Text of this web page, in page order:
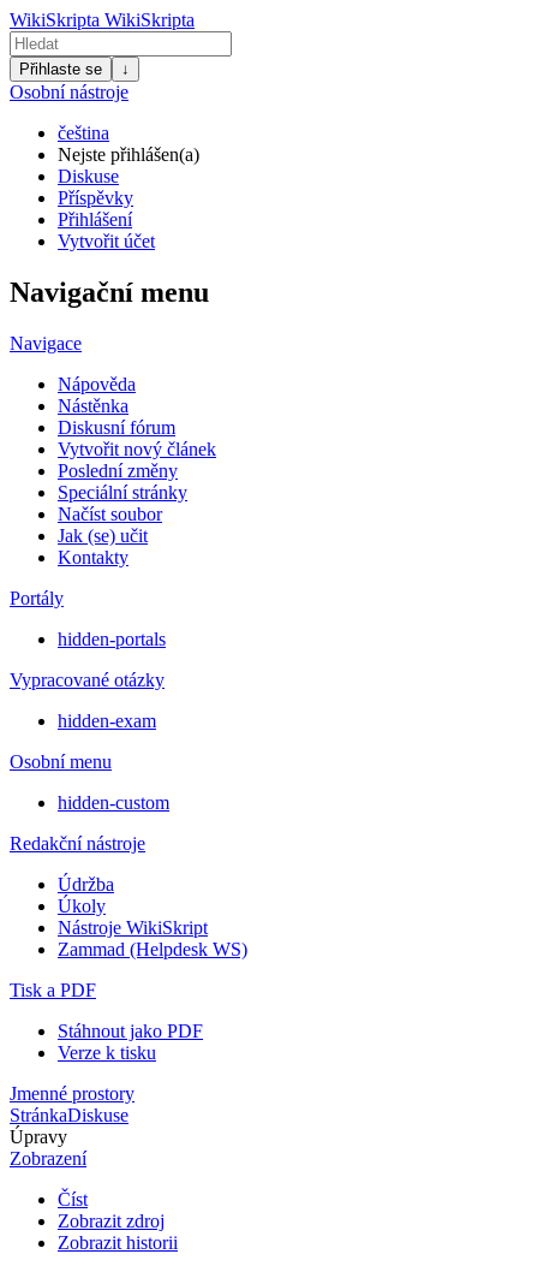
WikiSkripta WikiSkripta
Přihlaste se ↓
Osobní nástroje
čeština
Nejste přihlášen(a)
Diskuse
Příspěvky
Přihlášení
Vytvořit účet
Navigační menu
Navigace
Nápověda
Nástěnka
Diskusní fórum
Vytvořit nový článek
Poslední změny
Speciální stránky
Načíst soubor
Jak (se) učit
Kontakty
Portály
hidden-portals
Vypracované otázky
hidden-exam
Osobní menu
hidden-custom
Redakční nástroje
Údržba
Úkoly
Nástroje WikiSkript
Zammad (Helpdesk WS)
Tisk a PDF
Stáhnout jako PDF
Verze k tisku
Jmenné prostory
StránkaDiskuse
Úpravy
Zobrazení
Číst
Zobrazit zdroj
Zobrazit historii